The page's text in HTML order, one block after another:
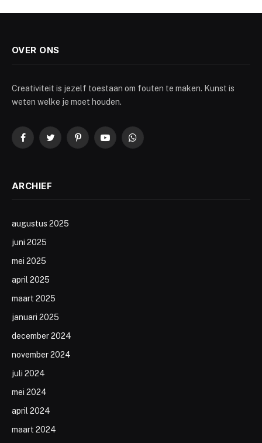
OVER ONS
Creativiteit is jezelf toestaan om fouten te maken. Kunst is
weten welke je moet houden.
FacebookTwitterPinterestYouTubeWhatsApp
ARCHIEF
augustus 2025
juni 2025
mei 2025
april 2025
maart 2025
januari 2025
december 2024
november 2024
juli 2024
mei 2024
april 2024
maart 2024